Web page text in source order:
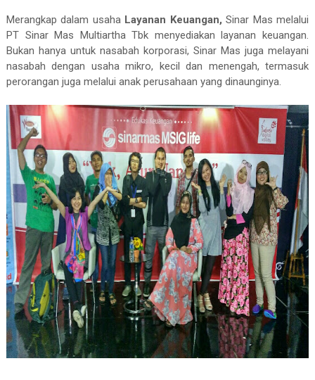
Merangkap dalam usaha Layanan Keuangan, Sinar Mas melalui
PT Sinar Mas Multiartha Tbk menyediakan layanan keuangan.
Bukan hanya untuk nasabah korporasi, Sinar Mas juga melayani
nasabah dengan usaha mikro, kecil dan menengah, termasuk
perorangan juga melalui anak perusahaan yang dinaunginya.